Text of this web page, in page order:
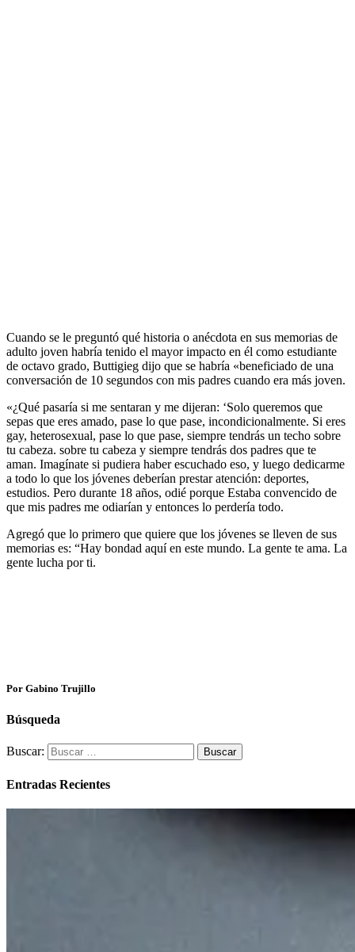
Cuando se le preguntó qué historia o anécdota en sus memorias de
adulto joven habría tenido el mayor impacto en él como estudiante
de octavo grado, Buttigieg dijo que se habría «beneficiado de una
conversación de 10 segundos con mis padres cuando era más joven.
«¿Qué pasaría si me sentaran y me dijeran: ‘Solo queremos que
sepas que eres amado, pase lo que pase, incondicionalmente. Si eres
gay, heterosexual, pase lo que pase, siempre tendrás un techo sobre
tu cabeza. sobre tu cabeza y siempre tendrás dos padres que te
aman. Imagínate si pudiera haber escuchado eso, y luego dedicarme
a todo lo que los jóvenes deberían prestar atención: deportes,
estudios. Pero durante 18 años, odié porque Estaba convencido de
que mis padres me odiarían y entonces lo perdería todo.
Agregó que lo primero que quiere que los jóvenes se lleven de sus
memorias es: “Hay bondad aquí en este mundo. La gente te ama. La
gente lucha por ti.
Por Gabino Trujillo
Búsqueda
Buscar:
Entradas Recientes